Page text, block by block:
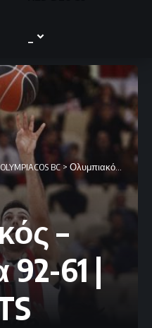
OLYMPIACOS BC> Ολυμπιακός – Καρδίτσα 92-61 | HIGHLIGHTS
–
61 |